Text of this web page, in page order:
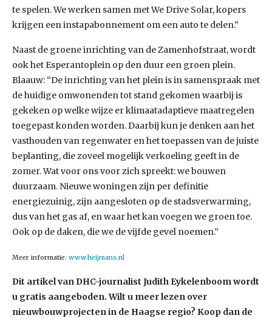
te spelen. We werken samen met We Drive Solar, kopers
krijgen een instapabonnement om een auto te delen.”
Naast de groene inrichting van de Zamenhofstraat, wordt
ook het Esperantoplein op den duur een groen plein.
Blaauw: “De inrichting van het plein is in samenspraak met
de huidige omwonenden tot stand gekomen waarbij is
gekeken op welke wijze er klimaatadaptieve maatregelen
toegepast konden worden. Daarbij kun je denken aan het
vasthouden van regenwater en het toepassen van de juiste
beplanting, die zoveel mogelijk verkoeling geeft in de
zomer. Wat voor ons voor zich spreekt: we bouwen
duurzaam. Nieuwe woningen zijn per definitie
energiezuinig, zijn aangesloten op de stadsverwarming,
dus van het gas af, en waar het kan voegen we groen toe.
Ook op de daken, die we de vijfde gevel noemen.”
Meer informatie: www.heijmans.nl
Dit artikel van DHC-journalist Judith Eykelenboom wordt
u gratis aangeboden. Wilt u meer lezen over
nieuwbouwprojecten in de Haagse regio? Koop dan de